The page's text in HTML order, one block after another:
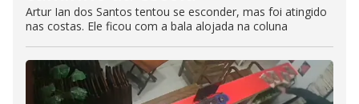
Artur Ian dos Santos tentou se esconder, mas foi atingido
nas costas. Ele ficou com a bala alojada na coluna